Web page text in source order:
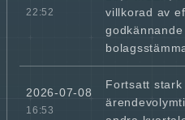
22:52
villkorad av
godkännande
2026-07-08
16:53
Fortsatt stark